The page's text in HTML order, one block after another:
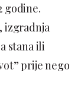
godine.
izgradnja
stana ili
prije nego